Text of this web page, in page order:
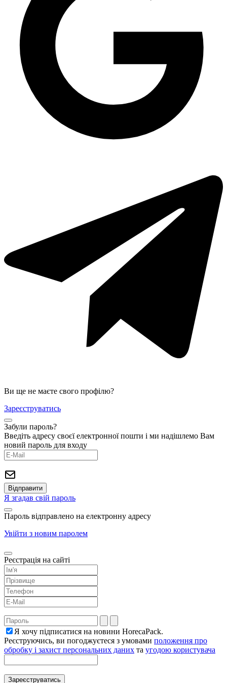
Супник одноразовий ВПС - 330 мл
Універсальний контейнер 2937 на 375 мл, 850 шт/уп
Картонна коробочка крафт для картоплі фрі маленька
Стакан полімерний без кришки 95090 на 360 мл, 1000 шт/ящ
Великий стакан для шейків 500 мл
Маленька миска для бульйону
Ви ще не маєте свого профілю?
Зареєструватись
Забули пароль?
Введіть адресу своєї електронної пошти і ми надішлемо Вам
новий пароль для входу
Я згадав свій пароль
Пароль відправлено на електронну адресу
Увійти з новим паролем
Реєстрація на сайті
Я хочу підписатися на новини HorecaPack.
Реєструючись, ви погоджуєтеся з умовами положення про
обробку і захист персональних даних та угодою користувача